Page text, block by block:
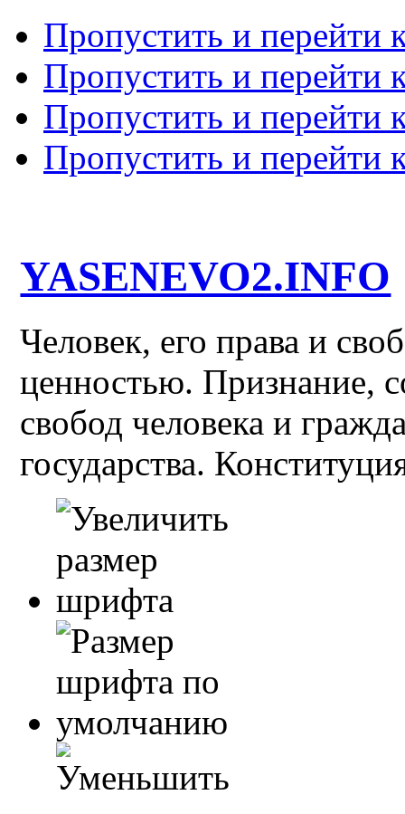
Пропустить и перейти
Пропустить и перейти
Пропустить и перейти
Пропустить и перейти
YASENEVO2.INFO
Человек, его права и
ценностью. Признание,
свобод человека и
государства.